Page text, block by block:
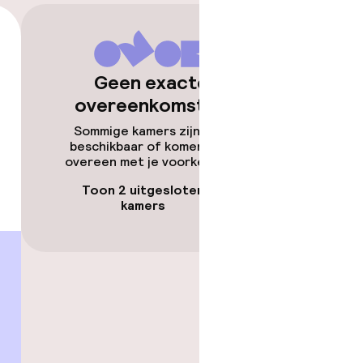
Geen exacte
overeenkomsten
Sommige kamers zijn niet
beschikbaar of komen niet
overeen met je voorkeuren.
Toon 2 uitgesloten
kamers